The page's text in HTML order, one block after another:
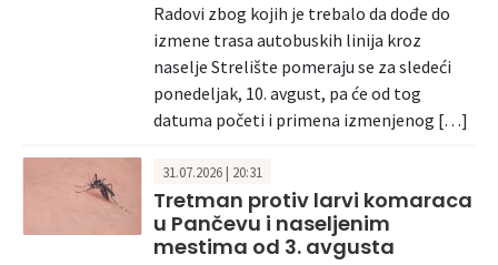
Radovi zbog kojih je trebalo da dođe do
izmene trasa autobuskih linija kroz
naselje Strelište pomeraju se za sledeći
ponedeljak, 10. avgust, pa će od tog
datuma početi i primena izmenjenog […]
31.07.2026 | 20:31
Tretman protiv larvi komaraca
u Pančevu i naseljenim
mestima od 3. avgusta